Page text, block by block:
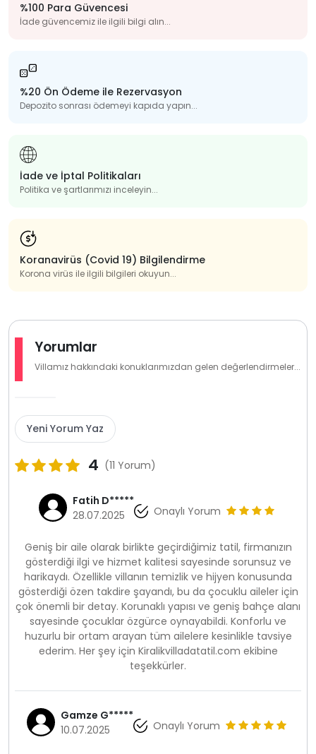
%100 Para Güvencesi
İade güvencemiz ile ilgili bilgi alın...
%20 Ön Ödeme ile Rezervasyon
Depozito sonrası ödemeyi kapıda yapın...
İade ve İptal Politikaları
Politika ve şartlarımızı inceleyin...
Koranavirüs (Covid 19) Bilgilendirme
Korona virüs ile ilgili bilgileri okuyun...
Yorumlar
Villamız hakkındaki konuklarımızdan gelen değerlendirmeler...
Yeni Yorum Yaz
4 (11 Yorum)
Fatih D*****
28.07.2025
Onaylı Yorum
Geniş bir aile olarak birlikte geçirdiğimiz tatil, firmanızın
gösterdiği ilgi ve hizmet kalitesi sayesinde sorunsuz ve
harikaydı. Özellikle villanın temizlik ve hijyen konusunda
gösterdiği özen takdire şayandı, bu da çocuklu aileler için
çok önemli bir detay. Korunaklı yapısı ve geniş bahçe alanı
sayesinde çocuklar özgürce oynayabildi. Konforlu ve
huzurlu bir ortam arayan tüm ailelere kesinlikle tavsiye
ederim. Her şey için Kiralikvilladatatil.com ekibine
teşekkürler.
Gamze G*****
10.07.2025
Onaylı Yorum